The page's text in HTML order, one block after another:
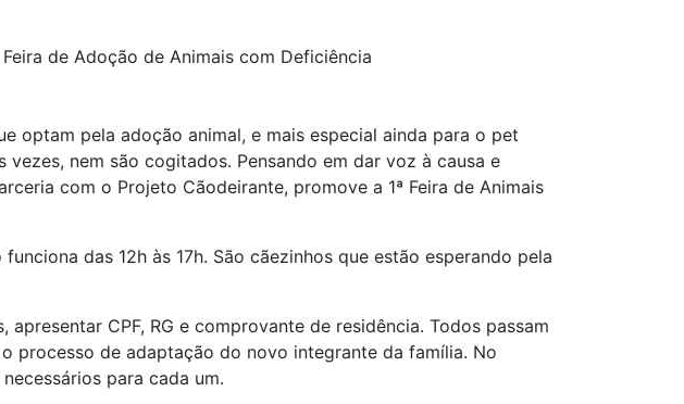
de Adoção de Animais com Deficiência
optam pela adoção animal, e mais especial ainda para o pet
nem são cogitados. Pensando em dar voz à causa e
com o Projeto Cãodeirante, promove a 1ª Feira de Animais
das 12h às 17h. São cãezinhos que estão esperando pela
CPF, RG e comprovante de residência. Todos passam
processo de adaptação do novo integrante da família. No
para cada um.